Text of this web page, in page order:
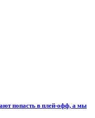
попасть в плей-офф, а мы